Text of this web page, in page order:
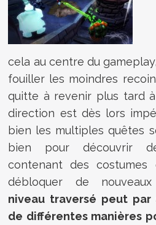
cela au centre du
fouiller les moindres
quitte à revenir plus tard
direction est dès lors
bien les multiples quêtes
bien pour découvrir
contenant des
débloquer de
niveau traversé peut
de différentes manières